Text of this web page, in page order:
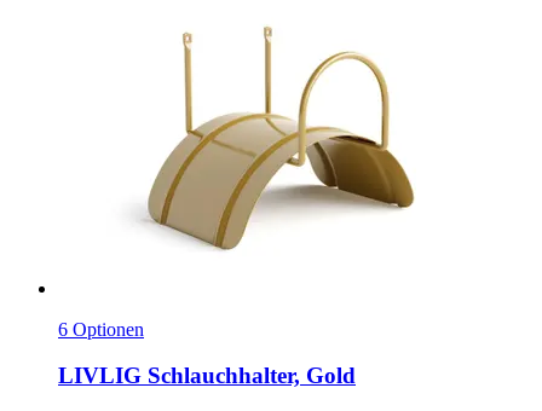
6 Optionen
LIVLIG Schlauchhalter, Gold